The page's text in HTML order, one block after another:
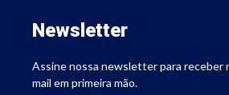
Newsletter
Assine nossa newsletter para receber
mail em primeira mão.